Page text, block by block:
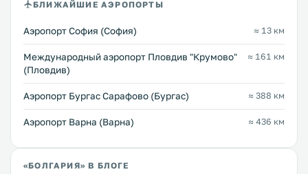
БЛИЖАЙШИЕ АЭРОПОРТЫ
Аэропорт София (София) ≈ 13 км
Международный аэропорт Пловдив "Крумово"
(Пловдив)
≈ 161 км
Аэропорт Бургас Сарафово (Бургас) ≈ 388 км
Аэропорт Варна (Варна) ≈ 436 км
«БОЛГАРИЯ» В БЛОГЕ